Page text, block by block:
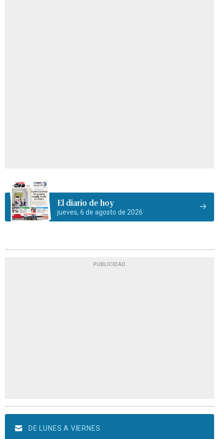
El diario de hoy
jueves, 6 de agosto de 2026
PUBLICIDAD
DE LUNES A VIERNES